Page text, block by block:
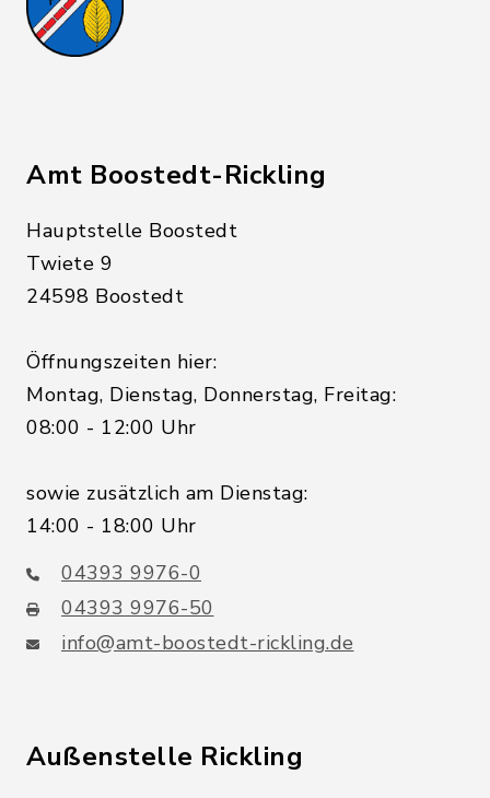
Amt Boostedt-Rickling
Hauptstelle Boostedt
Twiete 9
24598 Boostedt
Öffnungszeiten hier:
Montag, Dienstag, Donnerstag, Freitag:
08:00 - 12:00 Uhr
sowie zusätzlich am Dienstag:
14:00 - 18:00 Uhr
04393 9976-0
04393 9976-50
info@amt-boostedt-rickling.de
Außenstelle Rickling